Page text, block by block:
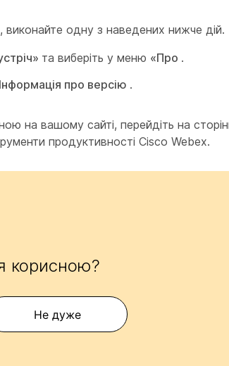
виконайте одну з наведених нижче дій.
та виберіть у меню «Про .
Інформація про версію .
на вашому сайті, перейдіть на
продуктивності Cisco Webex.
корисною?
Не дуже